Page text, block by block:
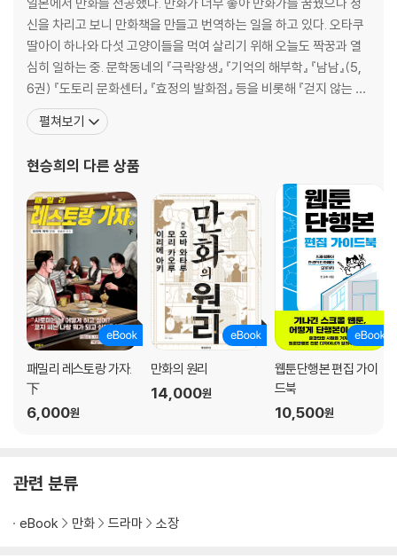
신을 차리고 보니 만화책을 만들고 번역하는 일을 하고 있다. 오타쿠
딸아이 하나와 다섯 고양이들을 먹여 살리기 위해 오늘도 짝꿍과 열
심히 일하는 중. 문학동네의 『극락왕생』 『기억의 해부학』 『남남』(5,
6권) 『도토리 문화센터』 『효정의 발화점』 등을 비롯해 『걷지 않는 다
리』 『고양이 타타』 『막내 황녀님』 『미래의 골동품 가게』 『작전명 순
정』 『울프 인더 하우스 나이트폴』 등 수많은 웹툰단행본의 본문을 편
레스토랑 가자.』
펼쳐보기
현승희의 다른 상품
패밀리 레스토랑 가자.
下
6,000원
만화의 원리
14,000원
웹툰단행본 편집 가이
드북
10,500원
관련 분류
eBook 만화 드라마 소장